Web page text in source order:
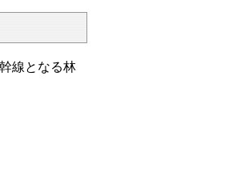
線となる林